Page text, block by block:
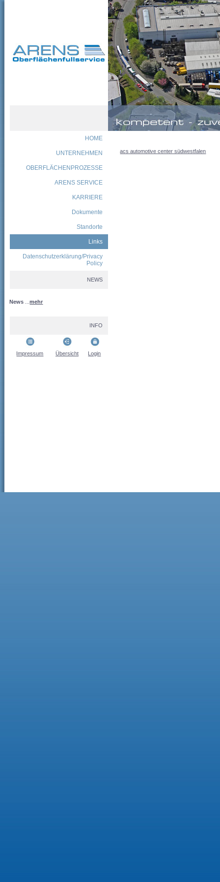
HOME
UNTERNEHMEN
OBERFLÄCHENPROZESSE
ARENS SERVICE
KARRIERE
Dokumente
Standorte
Links
Datenschutzerklärung/Privacy
Policy
NEWS
News ...mehr
INFO
Impressum Übersicht Login
acs automotive center südwestfalen